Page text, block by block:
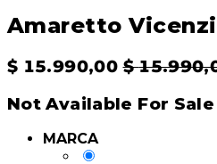
Amaretto
$ 15.990,00 $
Not Available For Sale
MARCA